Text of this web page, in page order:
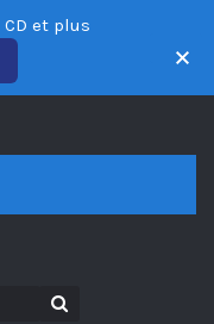
CD et plus